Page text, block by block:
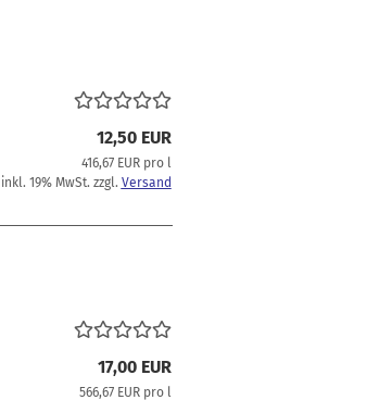
12,50 EUR
416,67 EUR pro l
inkl. 19% MwSt. zzgl. Versand
17,00 EUR
566,67 EUR pro l